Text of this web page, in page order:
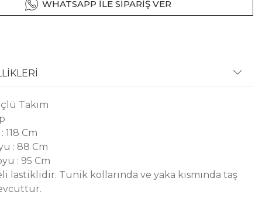
WHATSAPP İLE SİPARİŞ VER
Takım
Cm
: 88 Cm
: 95 Cm
lastiklidir. Tunik kollarında ve yaka kısmında taş